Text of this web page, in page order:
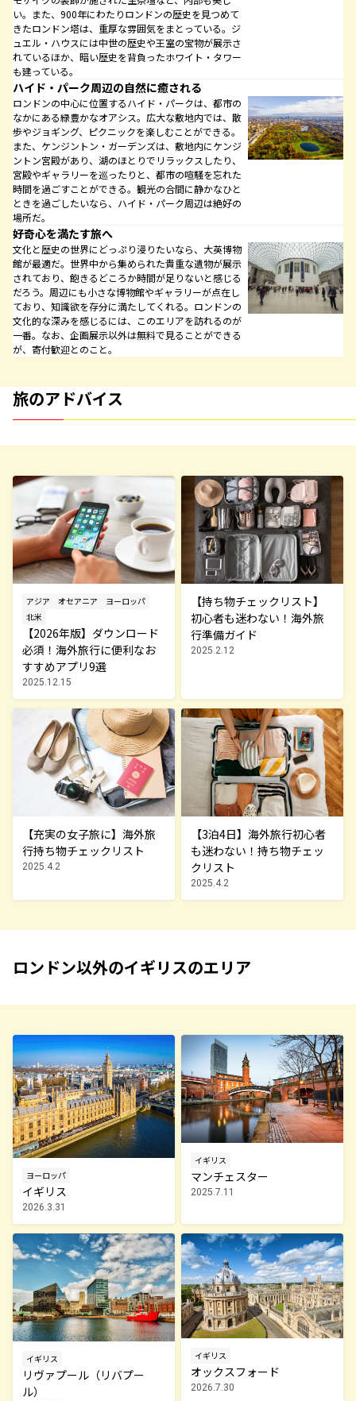
い。また、900年にわたりロンドンの歴史を見つめて
きたロンドン塔は、重厚な雰囲気をまとっている。ジ
ュエル・ハウスには中世の歴史や王室の宝物が展示さ
れているほか、暗い歴史を背負ったホワイト・タワー
も建っている。
ハイド・パーク周辺の自然に癒される
ロンドンの中心に位置するハイド・パークは、都市の
なかにある緑豊かなオアシス。広大な敷地内では、散
歩やジョギング、ピクニックを楽しむことができる。
また、ケンジントン・ガーデンズは、敷地内にケンジ
ントン宮殿があり、湖のほとりでリラックスしたり、
宮殿やギャラリーを巡ったりと、都市の喧騒を忘れた
時間を過ごすことができる。観光の合間に静かなひと
ときを過ごしたいなら、ハイド・パーク周辺は絶好の
場所だ。
好奇心を満たす旅へ
文化と歴史の世界にどっぷり浸りたいなら、大英博物
館が最適だ。世界中から集められた貴重な遺物が展示
されており、飽きるどころか時間が足りないと感じる
だろう。周辺にも小さな博物館やギャラリーが点在し
ており、知識欲を存分に満たしてくれる。ロンドンの
文化的な深みを感じるには、このエリアを訪れるのが
一番。なお、企画展示以外は無料で見ることができる
が、寄付歓迎とのこと。
旅のアドバイス
アジア オセアニア
ヨーロッパ
北米
【2026年版】ダウンロード
必須！海外旅行に便利なお
すすめアプリ9選
2025.12.15
【持ち物チェックリスト】
初心者も迷わない！海外旅
行準備ガイド
2025.2.12
【充実の女子旅に】海外旅
行持ち物チェックリスト
2025.4.2
【3泊4日】海外旅行初心者
も迷わない！持ち物チェッ
クリスト
2025.4.2
ロンドン以外のイギリスのエリア
ヨーロッパ
イギリス
2026.3.31
イギリス
マンチェスター
2025.7.11
イギリス
リヴァプール（リバプー
ル）
イギリス
オックスフォード
2026.7.30